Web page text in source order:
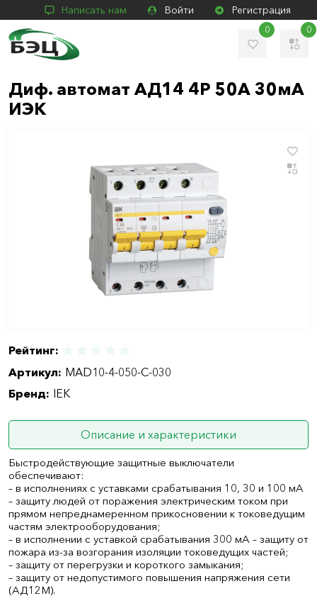
Написать нам Войти Регистрация
0 0
Диф. автомат АД14 4Р 50А 30мА
ИЭК
Рейтинг:
Артикул: MAD10-4-050-C-030
Бренд: IEK
Описание и характеристики
Быстродействующие защитные выключатели
обеспечивают:
– в исполнениях с уставками срабатывания 10, 30 и 100 мА
– защиту людей от поражения электрическим током при
прямом непреднамеренном прикосновении к токоведущим
частям электрооборудования;
– в исполнении с уставкой срабатывания 300 мА – защиту от
пожара из-за возгорания изоляции токоведущих частей;
– защиту от перегрузки и короткого замыкания;
– защиту от недопустимого повышения напряжения сети
(АД12М).